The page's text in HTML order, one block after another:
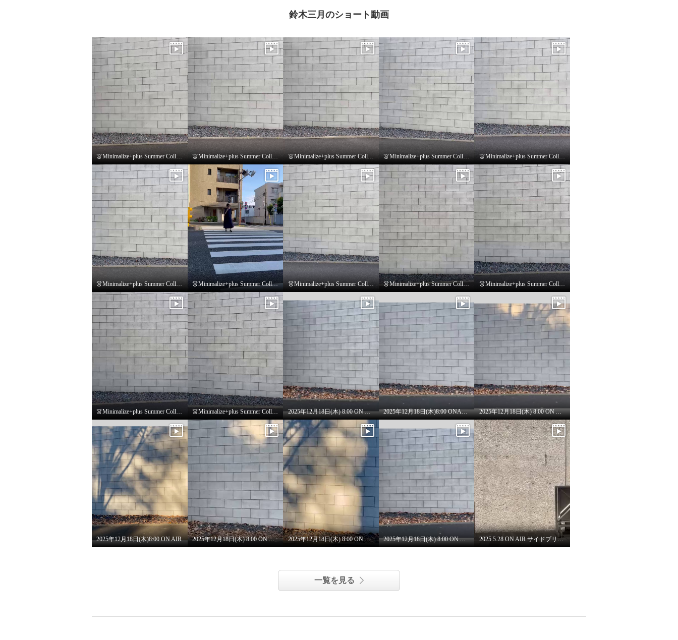
鈴木三月のショート動画
👗Minimalize+plus Summer Collection👗 👗Minimalize+plus Summer Collection👗 👗Minimalize+plus Summer Collection👗 👗Minimalize+plus Summer Collection👗 👗Minimalize+plus Summer Collection👗
👗Minimalize+plus Summer Collection👗 👗Minimalize+plus Summer Collection👗 👗Minimalize+plus Summer Collection👗 👗Minimalize+plus Summer Collection👗 👗Minimalize+plus Summer Collection👗
👗Minimalize+plus Summer Collection👗 👗Minimalize+plus Summer Collection👗 2025年12月18日(木) 8:00 ON AIR ラメニット 2025年12月18日(木)8:00 ONAIRプルオーバー 2025年12月18日(木) 8:00 ON AIR
2025年12月18日(木)8:00 ON AIR 2025年12月18日(木) 8:00 ON AIR 2025年12月18日(木) 8:00 ON AIR ワンピース 2025年12月18日(木) 8:00 ON AIRラメニット 2025.5.28 ON AIR サイドプリーツフレアースカート/イラストTシャツ
一覧を見る